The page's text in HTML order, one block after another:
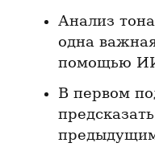
Анализ
одна
помощью
В первом